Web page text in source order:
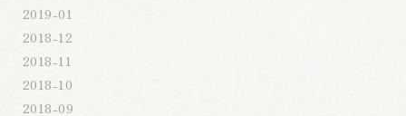
2019-01
2018-12
2018-11
2018-10
2018-09